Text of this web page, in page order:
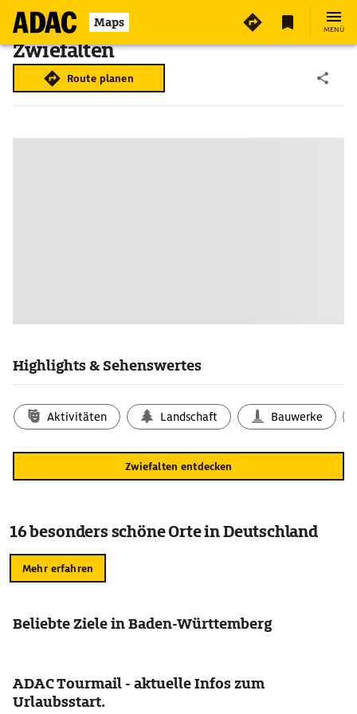
Maps MENÜ
Zwiefalten
Route planen
Highlights & Sehenswertes
Aktivitäten Landschaft Bauwerke
Zwiefalten entdecken
16 besonders schöne Orte in Deutschland
Mehr erfahren
Beliebte Ziele in Baden-Württemberg
ADAC Tourmail - aktuelle Infos zum
Urlaubsstart.